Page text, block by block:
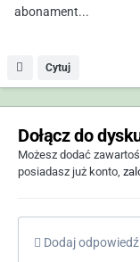
abonament...
Cytuj
Dołącz do
Możesz dodać
posiadasz już konto,
Dodaj